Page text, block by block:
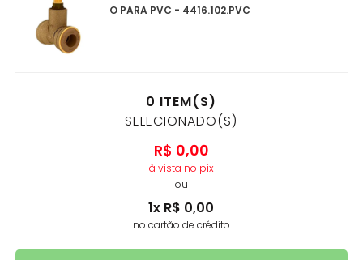
BASE REGISTRO DE PRESSÃO MVS CHUVEIR
0 ITEM(S)
SELECIONADO(S)
R$ 0,00
à vista no pix
1x R$ 0,00